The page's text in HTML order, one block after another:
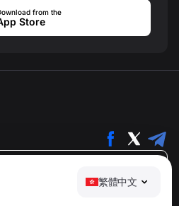
繁體中文
from the
Store
·
support@numbuster.com